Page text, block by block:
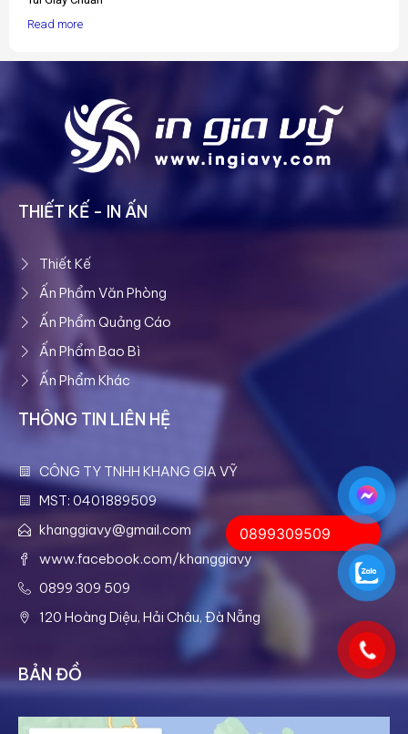
Read more
THIẾT KẾ - IN ẤN
Thiết Kế
Ấn Phẩm Văn Phòng
Ấn Phẩm Quảng Cáo
Ấn Phẩm Bao Bì
Ấn Phẩm Khác
THÔNG TIN LIÊN HỆ
CÔNG TY TNHH KHANG GIA VỸ
MST: 0401889509
khanggiavy@gmail.com
www.facebook.com/khanggiavy
0899 309 509
120 Hoàng Diệu, Hải Châu, Đà Nẵng
BẢN ĐỒ
0899309509